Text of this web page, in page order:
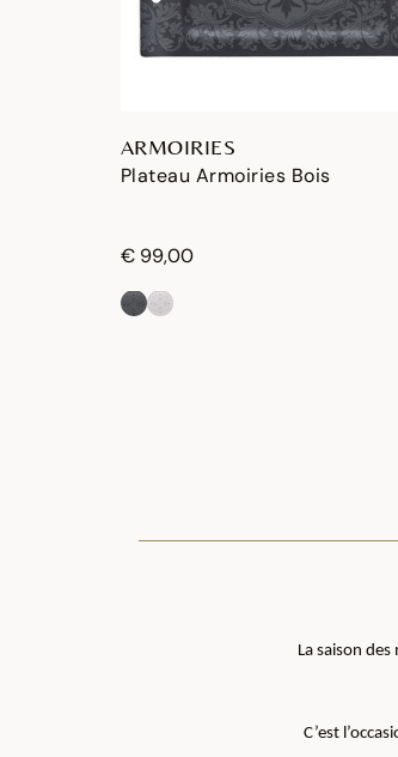
ARMOIRIES
Plateau Armoiries Bois
€ 99,00
La saison
C’est